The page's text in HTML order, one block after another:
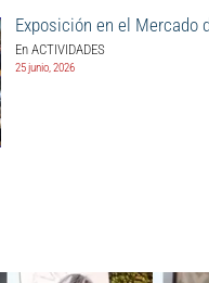
Exposición en el Mercado
En ACTIVIDADES
25 junio, 2026